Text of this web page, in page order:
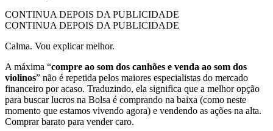
CONTINUA DEPOIS DA PUBLICIDADE
CONTINUA DEPOIS DA PUBLICIDADE
Calma. Vou explicar melhor.
A máxima “compre ao som dos canhões e venda ao som dos
violinos” não é repetida pelos maiores especialistas do mercado
financeiro por acaso. Traduzindo, ela significa que a melhor opção
para buscar lucros na Bolsa é comprando na baixa (como neste
momento que estamos vivendo agora) e vendendo as ações na alta.
Comprar barato para vender caro.